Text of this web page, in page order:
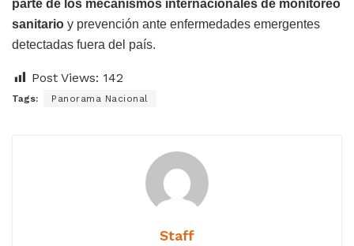
parte de los mecanismos internacionales de monitoreo
sanitario y prevención ante enfermedades emergentes
detectadas fuera del país.
Post Views: 142
Tags: Panorama Nacional
Staff